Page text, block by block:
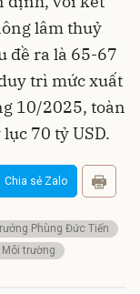
lâm thuỷ
đề ra là 65-67
trì mức xuất
10/2025, toàn
70 tỷ USD.
Chia sẻ Zalo
Phùng Đức Tiến
Môi trường